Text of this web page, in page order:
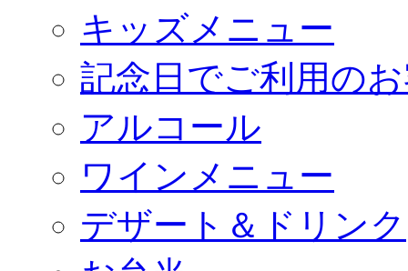
キッズメニュー
記念日でご利用の
アルコール
ワインメニュー
デザート＆ドリンク